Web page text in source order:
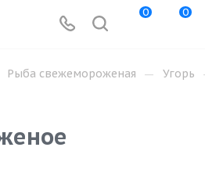
0 0
Рыба свежемороженая — Угорь